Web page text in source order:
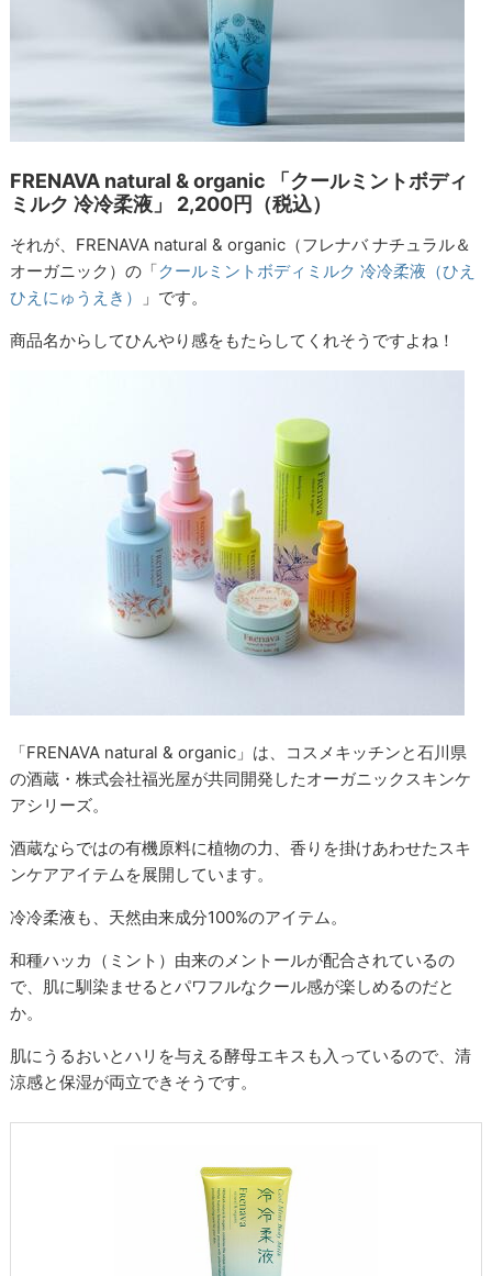
FRENAVA natural & organic 「クールミントボディ
ミルク 冷冷柔液」 2,200円（税込）
それが、FRENAVA natural & organic（フレナバ ナチュラル＆
オーガニック）の「クールミントボディミルク 冷冷柔液（ひえ
ひえにゅうえき）
」です。
商品名からしてひんやり感をもたらしてくれそうですよね！
「FRENAVA natural & organic」は、コスメキッチンと石川県
の酒蔵・株式会社福光屋が共同開発したオーガニックスキンケ
アシリーズ。
酒蔵ならではの有機原料に植物の力、香りを掛けあわせたスキ
ンケアアイテムを展開しています。
冷冷柔液も、天然由来成分100%のアイテム。
和種ハッカ（ミント）由来のメントールが配合されているの
で、肌に馴染ませるとパワフルなクール感が楽しめるのだと
か。
肌にうるおいとハリを与える酵母エキスも入っているので、清
涼感と保湿が両立できそうです。